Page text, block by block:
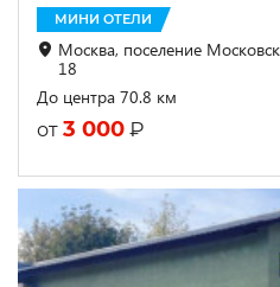
МИНИ ОТЕЛИ
Москва, поселение
18
До центра 70.8 км
от 3 000 ₽